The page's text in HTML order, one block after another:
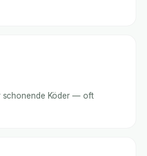
schonende Köder — oft